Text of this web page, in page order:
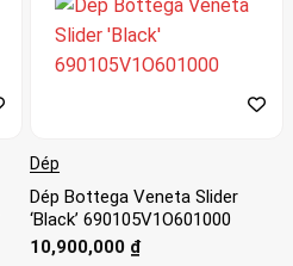
Dép
Dép Bottega Veneta Slider
‘Black’ 690105V1O601000
10,900,000 ₫